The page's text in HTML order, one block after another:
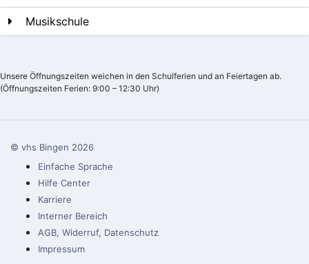
Musikschule
Unsere Öffnungszeiten weichen in den Schulferien und an Feiertagen ab.
(Öffnungszeiten Ferien: 9:00 – 12:30 Uhr)
© vhs Bingen 2026
Einfache Sprache
Hilfe Center
Karriere
Interner Bereich
AGB, Widerruf, Datenschutz
Impressum